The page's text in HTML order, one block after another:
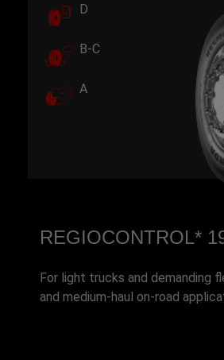
D
B-C
A
REGIOCONTROL*
For light trucks and demanding
and medium-haul on-road